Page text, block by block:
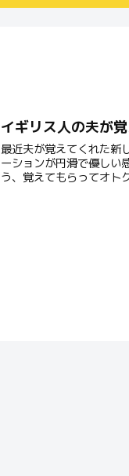
イギリス人の夫が
最近夫が覚えてくれた新
ーションが円滑で優しい
う、覚えてもらってオト